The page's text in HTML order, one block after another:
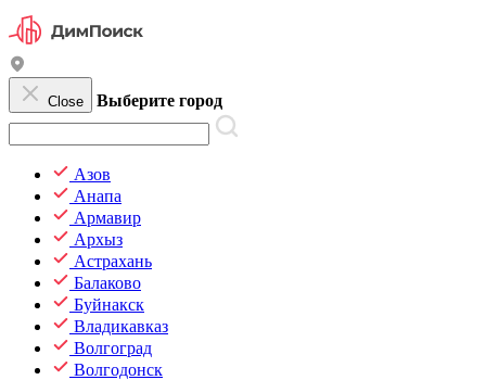
Close Выберите город
Азов
Анапа
Армавир
Архыз
Астрахань
Балаково
Буйнакск
Владикавказ
Волгоград
Волгодонск